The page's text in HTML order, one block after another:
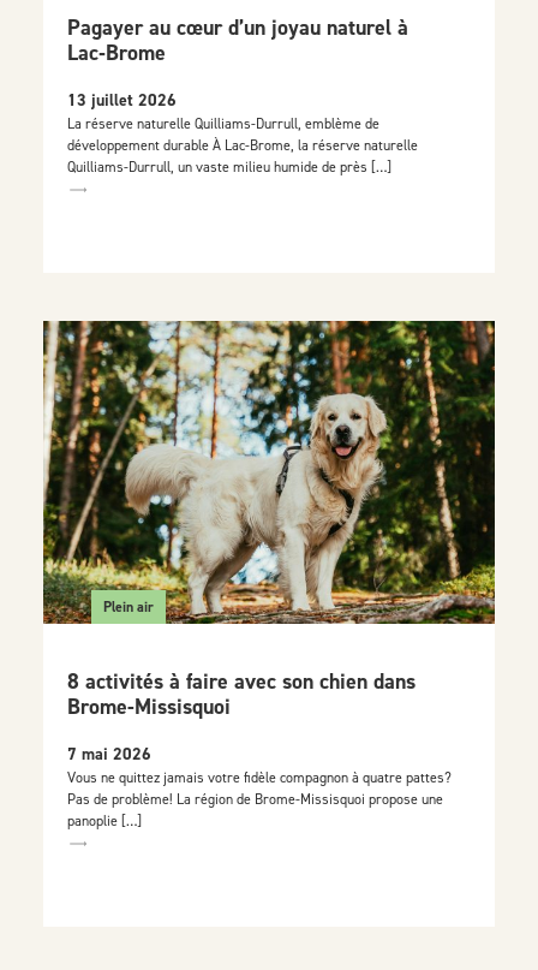
Pagayer au cœur d’un joyau naturel à
Lac‑Brome
13 juillet 2026
La réserve naturelle Quilliams-Durrull, emblème de
développement durable À Lac-Brome, la réserve naturelle
Quilliams-Durrull, un vaste milieu humide de près […]
Plein air
8 activités à faire avec son chien dans
Brome-Missisquoi
7 mai 2026
Vous ne quittez jamais votre fidèle compagnon à quatre pattes?
Pas de problème! La région de Brome-Missisquoi propose une
panoplie […]